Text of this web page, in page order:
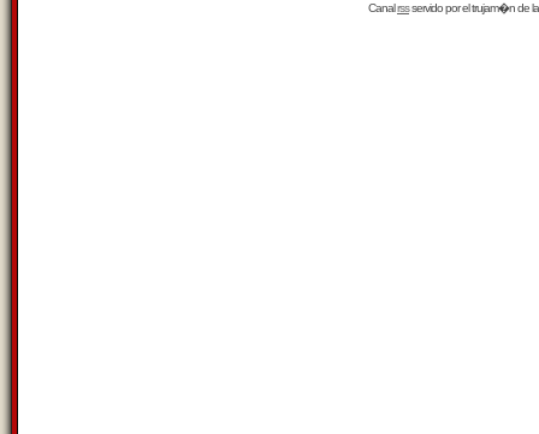
Canalrssservido por eltrujam�nde